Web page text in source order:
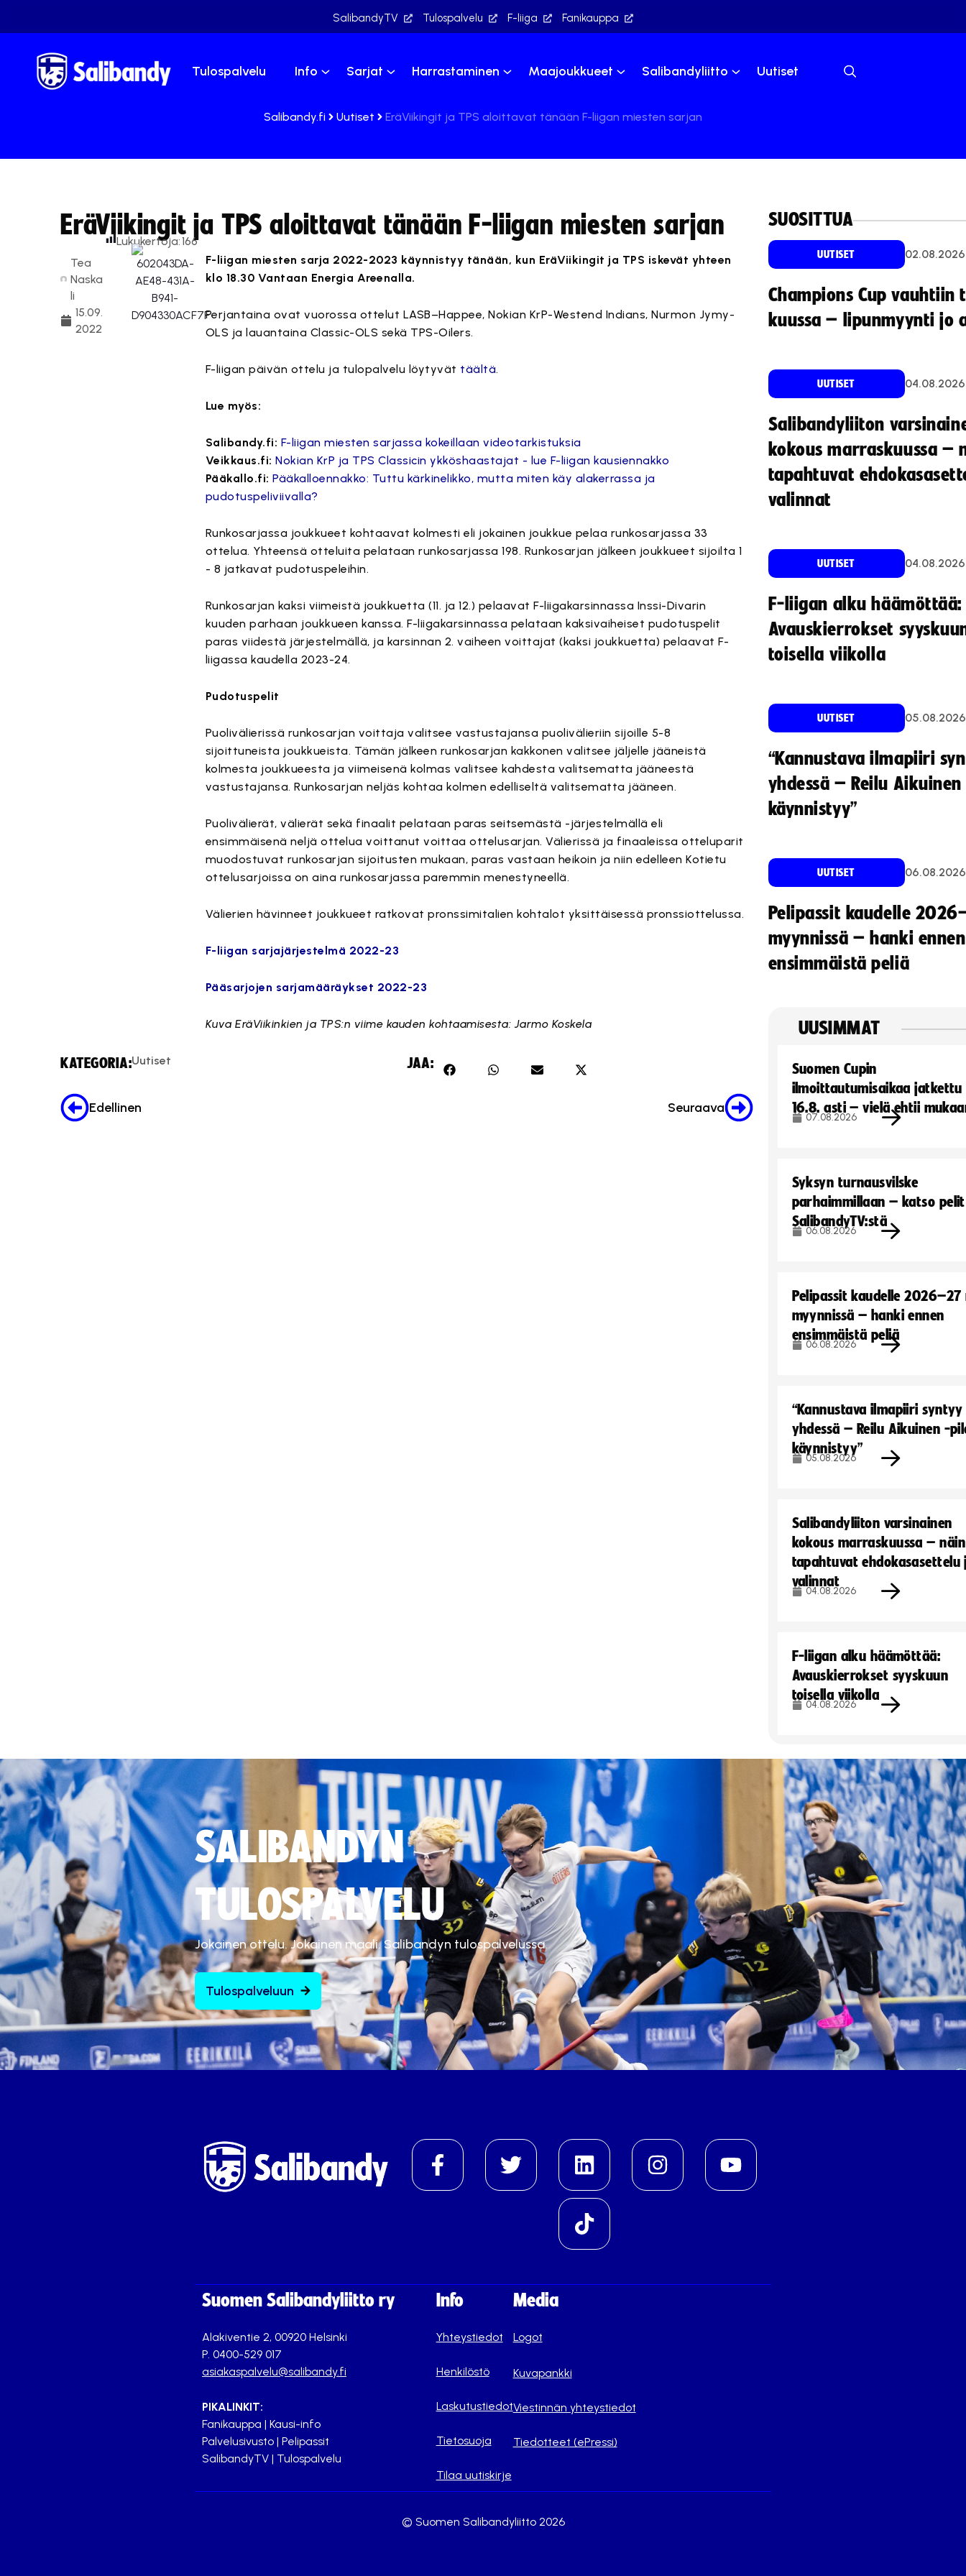
SalibandyTV Tulospalvelu F-liiga Fanikauppa
Tulospalvelu Info Sarjat Harrastaminen Maajoukkueet Salibandyliitto Uutiset
Salibandy.fi Uutiset EräViikingit ja TPS aloittavat tänään F-liigan miesten sarjan
EräViikingit ja TPS aloittavat tänään F-liigan miesten sarjan
Tea
Naska
li
15.09.
2022
Lukukertoja:166
F-liigan miesten sarja 2022-2023 käynnistyy tänään, kun EräViikingit ja TPS iskevät yhteen
klo 18.30 Vantaan Energia Areenalla.
Perjantaina ovat vuorossa ottelut LASB–Happee, Nokian KrP-Westend Indians, Nurmon Jymy-
OLS ja lauantaina Classic-OLS sekä TPS-Oilers.
F-liigan päivän ottelu ja tulopalvelu löytyvät täältä.
Lue myös:
Salibandy.fi: F-liigan miesten sarjassa kokeillaan videotarkistuksia
Veikkaus.fi: Nokian KrP ja TPS Classicin ykköshaastajat - lue F-liigan kausiennakko
Pääkallo.fi: Pääkalloennakko: Tuttu kärkinelikko, mutta miten käy alakerrassa ja
pudotuspeliviivalla?
Runkosarjassa joukkueet kohtaavat kolmesti eli jokainen joukkue pelaa runkosarjassa 33
ottelua. Yhteensä otteluita pelataan runkosarjassa 198. Runkosarjan jälkeen joukkueet sijoilta 1
- 8 jatkavat pudotuspeleihin.
Runkosarjan kaksi viimeistä joukkuetta (11. ja 12.) pelaavat F-liigakarsinnassa Inssi-Divarin
kuuden parhaan joukkueen kanssa. F-liigakarsinnassa pelataan kaksivaiheiset pudotuspelit
paras viidestä järjestelmällä, ja karsinnan 2. vaiheen voittajat (kaksi joukkuetta) pelaavat F-
liigassa kaudella 2023-24.
Pudotuspelit
Puolivälierissä runkosarjan voittaja valitsee vastustajansa puolivälieriin sijoille 5-8
sijoittuneista joukkueista. Tämän jälkeen runkosarjan kakkonen valitsee jäljelle jääneistä
kolmesta joukkueesta ja viimeisenä kolmas valitsee kahdesta valitsematta jääneestä
vastustajansa. Runkosarjan neljäs kohtaa kolmen edelliseltä valitsematta jääneen.
Puolivälierät, välierät sekä finaalit pelataan paras seitsemästä -järjestelmällä eli
ensimmäisenä neljä ottelua voittanut voittaa ottelusarjan. Välierissä ja finaaleissa otteluparit
muodostuvat runkosarjan sijoitusten mukaan, paras vastaan heikoin ja niin edelleen Kotietu
ottelusarjoissa on aina runkosarjassa paremmin menestyneellä.
Välierien hävinneet joukkueet ratkovat pronssimitalien kohtalot yksittäisessä pronssiottelussa.
F-liigan sarjajärjestelmä 2022-23
Pääsarjojen sarjamääräykset 2022-23
Kuva EräViikinkien ja TPS:n viime kauden kohtaamisesta: Jarmo Koskela
KATEGORIA:Uutiset JAA:
Edellinen Seuraava
SUOSITTUA
UUTISET 02.08.2026
Champions Cup vauhtiin
kuussa – lipunmyynti jo
UUTISET 04.08.2026
Salibandyliiton
kokous marraskuussa –
tapahtuvat
valinnat
UUTISET 04.08.2026
F-liigan alku häämöttää:
Avauskierrokset
toisella viikolla
UUTISET 05.08.2026
“Kannustava ilmapiiri
yhdessä – Reilu
käynnistyy”
UUTISET 06.08.2026
Pelipassit kaudelle
myynnissä – hanki ennen
ensimmäistä peliä
UUSIMMAT
Suomen Cupin
ilmoittautumisaikaa jatkettu
16.8. asti – vielä ehtii
07.08.2026
Syksyn turnausvilske
parhaimmillaan – katso pelit
SalibandyTV:stä
06.08.2026
Pelipassit kaudelle
myynnissä – hanki ennen
ensimmäistä peliä
06.08.2026
“Kannustava ilmapiiri syntyy
yhdessä – Reilu Aikuinen -
käynnistyy”
05.08.2026
Salibandyliiton varsinainen
kokous marraskuussa – näin
tapahtuvat ehdokasasettelu
valinnat
04.08.2026
F-liigan alku häämöttää:
Avauskierrokset syyskuun
toisella viikolla
04.08.2026
SALIBANDYN
TULOSPALVELU
Jokainen ottelu. Jokainen maali. Salibandyn tulospalvelussa.
Tulospalveluun
Suomen Salibandyliitto ry
Alakiventie 2, 00920 Helsinki
P. 0400-529 017
asiakaspalvelu@salibandy.fi
PIKALINKIT:
Fanikauppa | Kausi-info
Palvelusivusto | Pelipassit
SalibandyTV | Tulospalvelu
Info
Yhteystiedot
Henkilöstö
Laskutustiedot
Tietosuoja
Tilaa uutiskirje
Media
Logot
Kuvapankki
Viestinnän yhteystiedot
Tiedotteet (ePressi)
© Suomen Salibandyliitto 2026